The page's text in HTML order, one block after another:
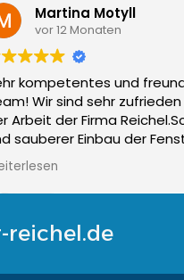
Martina Motyll
vor 12 Monaten
kompetentes und
Wir sind sehr
Arbeit der Firma
sauberer Einbau der
bei Fragen ist immer
reichel.de